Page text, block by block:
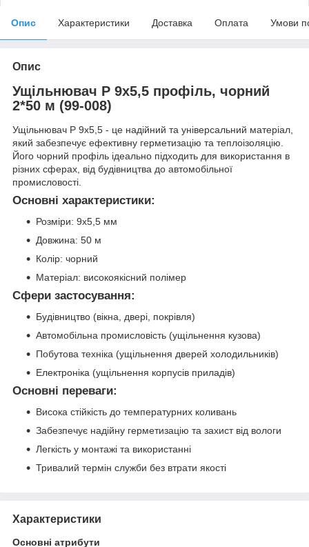
Опис Характеристики Доставка Оплата Умови
Опис
Ущільнювач Р 9х5,5 профіль, чорний
2*50 м (99-008)
Ущільнювач Р 9х5,5 - це надійний та універсальний матеріал,
який забезпечує ефективну герметизацію та теплоізоляцію.
Його чорний профіль ідеально підходить для використання в
різних сферах, від будівництва до автомобільної
промисловості.
Основні характеристики:
Розміри: 9х5,5 мм
Довжина: 50 м
Колір: чорний
Матеріал: високоякісний полімер
Сфери застосування:
Будівництво (вікна, двері, покрівля)
Автомобільна промисловість (ущільнення кузова)
Побутова техніка (ущільнення дверей холодильників)
Електроніка (ущільнення корпусів приладів)
Основні переваги:
Висока стійкість до температурних коливань
Забезпечує надійну герметизацію та захист від вологи
Легкість у монтажі та використанні
Тривалий термін служби без втрати якості
Характеристики
Основні атрибути